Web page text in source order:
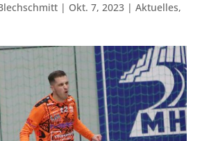
| Okt. 7, 2023| Aktuelles,